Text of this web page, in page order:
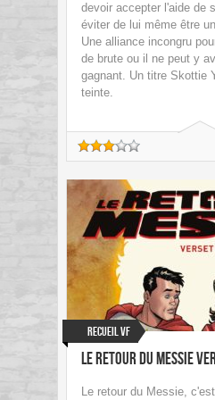
devoir accepter l'aide de
éviter de lui même être
Une alliance incongru
de brute ou il ne peut y
gagnant. Un titre Skottie
teinte.
Recueil VF
Le retour du Messie
Le retour du Messie,